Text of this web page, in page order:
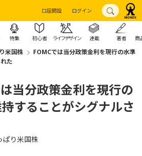
口座開設 ログイン
特集 初心者 ライフデザイン 連載 著者 商
米国株
FOMCでは当分政策金利を現行の水準
た
当分政策金利を現行の
することがシグナルさ
ぱり米国株